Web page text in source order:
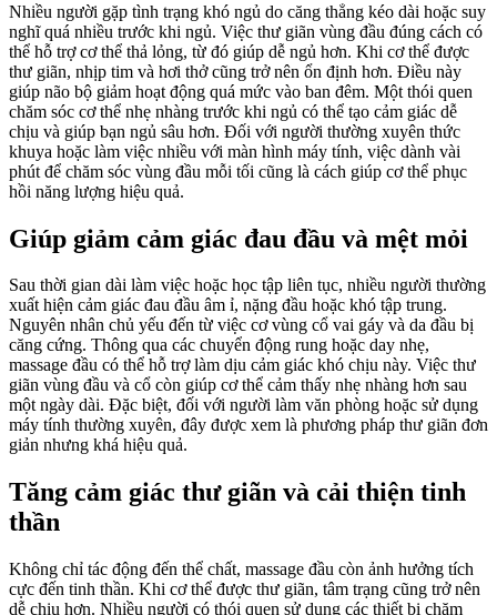
Nhiều người gặp tình trạng khó ngủ do căng thẳng kéo dài hoặc suy
nghĩ quá nhiều trước khi ngủ. Việc thư giãn vùng đầu đúng cách có
thể hỗ trợ cơ thể thả lỏng, từ đó giúp dễ ngủ hơn. Khi cơ thể được
thư giãn, nhịp tim và hơi thở cũng trở nên ổn định hơn. Điều này
giúp não bộ giảm hoạt động quá mức vào ban đêm. Một thói quen
chăm sóc cơ thể nhẹ nhàng trước khi ngủ có thể tạo cảm giác dễ
chịu và giúp bạn ngủ sâu hơn. Đối với người thường xuyên thức
khuya hoặc làm việc nhiều với màn hình máy tính, việc dành vài
phút để chăm sóc vùng đầu mỗi tối cũng là cách giúp cơ thể phục
hồi năng lượng hiệu quả.
Giúp giảm cảm giác đau đầu và mệt mỏi
Sau thời gian dài làm việc hoặc học tập liên tục, nhiều người thường
xuất hiện cảm giác đau đầu âm ỉ, nặng đầu hoặc khó tập trung.
Nguyên nhân chủ yếu đến từ việc cơ vùng cổ vai gáy và da đầu bị
căng cứng. Thông qua các chuyển động rung hoặc day nhẹ,
massage đầu có thể hỗ trợ làm dịu cảm giác khó chịu này. Việc thư
giãn vùng đầu và cổ còn giúp cơ thể cảm thấy nhẹ nhàng hơn sau
một ngày dài. Đặc biệt, đối với người làm văn phòng hoặc sử dụng
máy tính thường xuyên, đây được xem là phương pháp thư giãn đơn
giản nhưng khá hiệu quả.
Tăng cảm giác thư giãn và cải thiện tinh
thần
Không chỉ tác động đến thể chất, massage đầu còn ảnh hưởng tích
cực đến tinh thần. Khi cơ thể được thư giãn, tâm trạng cũng trở nên
dễ chịu hơn. Nhiều người có thói quen sử dụng các thiết bị chăm